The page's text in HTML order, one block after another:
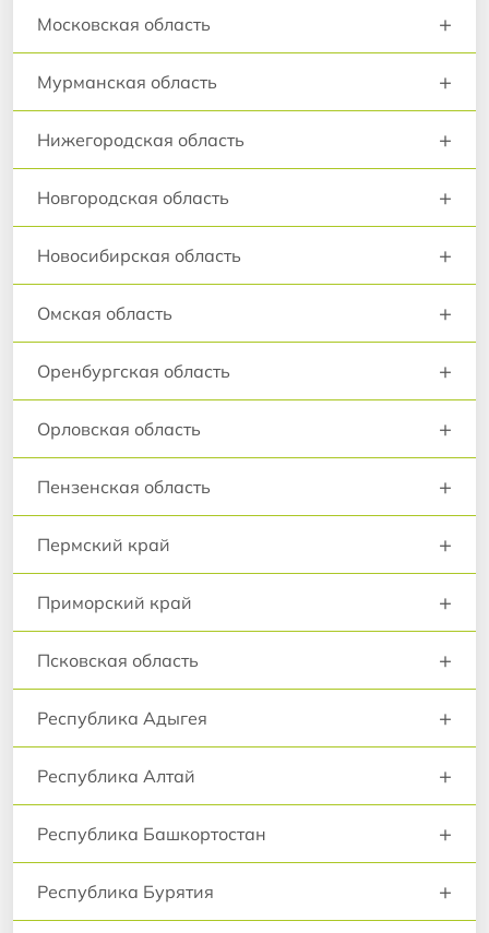
Московская область +
Мурманская область +
Нижегородская область +
Новгородская область +
Новосибирская область +
Омская область +
Оренбургская область +
Орловская область +
Пензенская область +
Пермский край +
Приморский край +
Псковская область +
Республика Адыгея +
Республика Алтай +
Республика Башкортостан +
Республика Бурятия +